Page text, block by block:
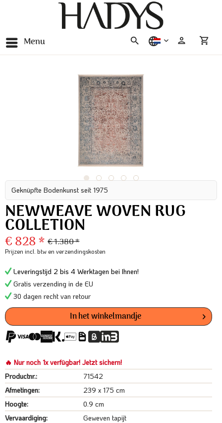
Menu nederlands
Geknüpfte Bodenkunst seit 1975
NEWWEAVE WOVEN RUG
COLLETION
€ 828 * € 1.380 *
Prijzen incl. btwen verzendingskosten
Leveringstijd 2 bis 4 Werktagen bei Ihnen!
Gratis verzending in de EU
30 dagen recht van retour
In het winkelmandje
🔥 Nur noch 1x verfügbar! Jetzt sichern!
Productnr.:
71542
Afmetingen:
239 x 175 cm
Hoogte:
0.9 cm
Vervaardiging:
Geweven tapijt